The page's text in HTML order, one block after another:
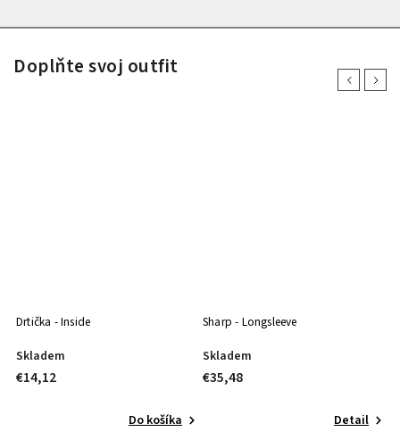
Doplňte svoj outfit
Previous
Drtička - Inside
Skladem
€14,12
Do košíka
Sharp - Longsleeve
Skladem
€35,48
Detail
Next